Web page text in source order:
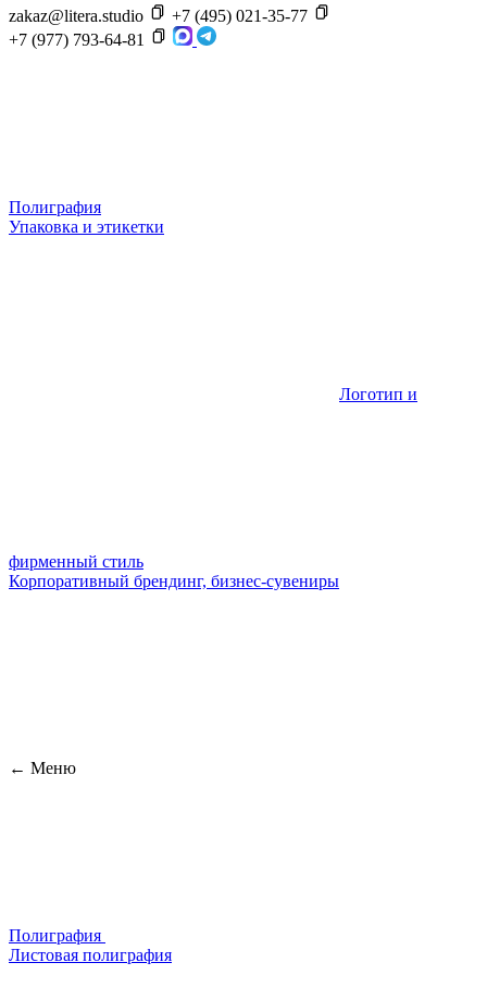
zakaz@litera.studio
+7 (495) 021-35-77
+7 (977) 793-64-81
Полиграфия
Упаковка и этикетки
Логотип и
фирменный стиль
Корпоративный брендинг, бизнес-сувениры
← Меню
Полиграфия
Листовая полиграфия